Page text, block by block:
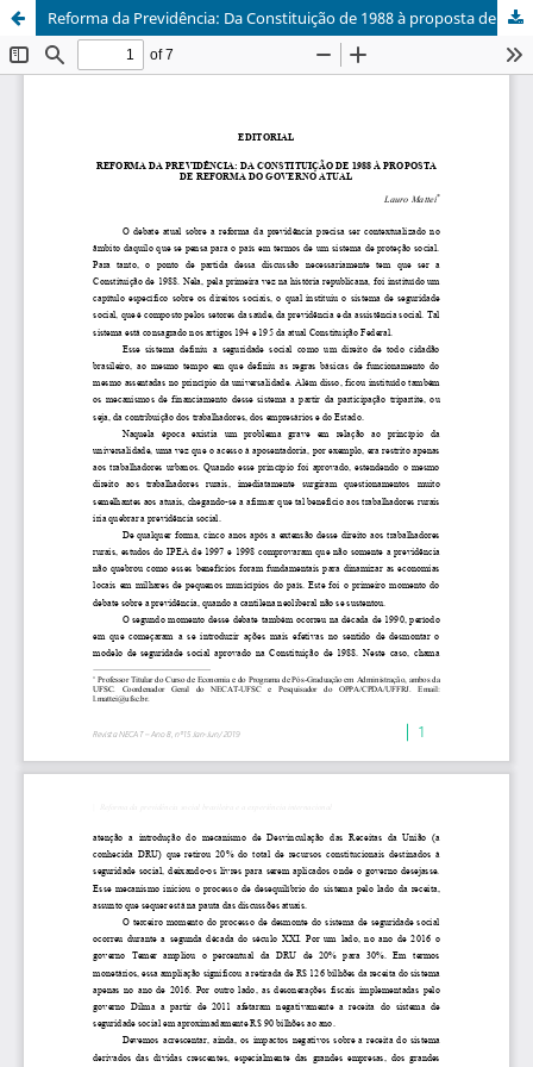
Reforma da Previdência: Da Constituição de 1988 à proposta de Reforma o Governo atual